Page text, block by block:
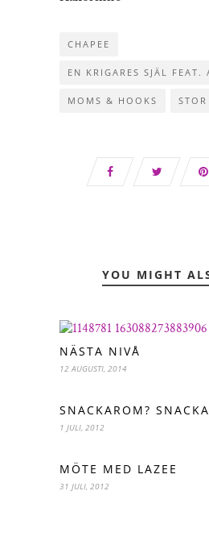
CHAPEE
EN KRIGARES SJÄL FEAT.
MOMS & HOOKS STOR
YOU MIGHT
NÄSTA NIVÅ
12 AUGUSTI, 2014
SNACKAROM?
1 JULI, 2012
MÖTE MED LAZEE
31 JULI, 2012